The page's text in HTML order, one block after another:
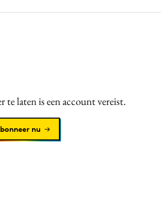
te laten is een account vereist.
nu